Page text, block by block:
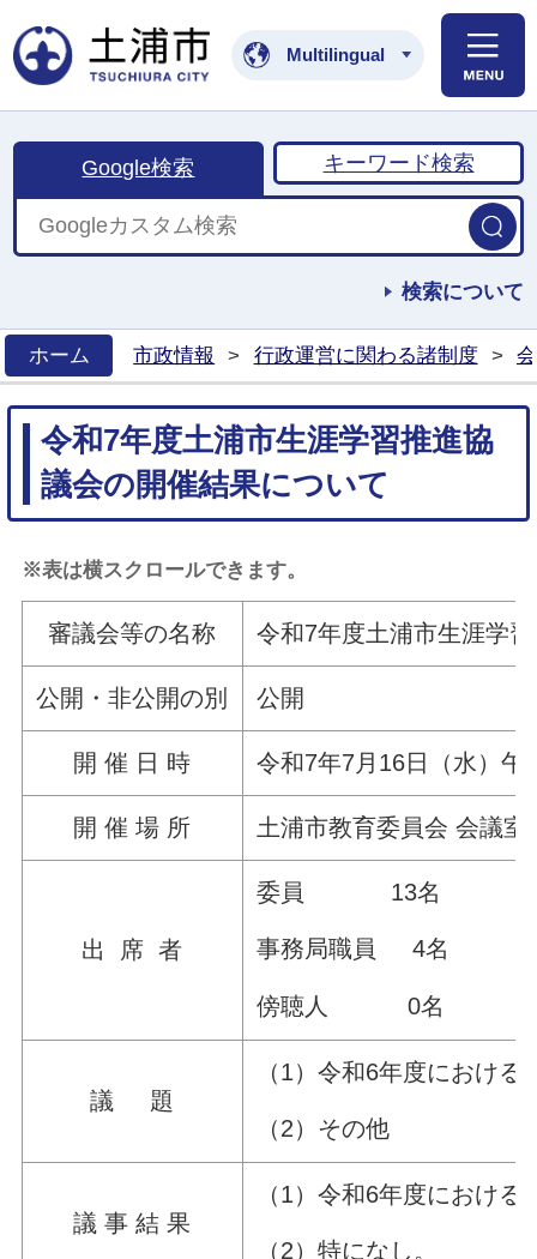
土浦市公式ホームペ
Multilingual
Google検索 キーワード検索
検索について
ホーム
市政情報 > 行政運営に関わる諸制度 >
令和7年度土浦市生涯学習推進協
議会の開催結果について
※表は横スクロールできます。
審議会等の名称 令和7年度土浦市生涯学
公開・非公開の別 公開
開 催 日 時 令和7年7月16日（水）午
開 催 場 所 土浦市教育委員会 会議室
出 席 者
委員 13名
事務局職員 4名
傍聴人 0名
議 題
（1）令和6年度におけ
（2）その他
議 事 結 果
（1）令和6年度におけ
（2）特になし。